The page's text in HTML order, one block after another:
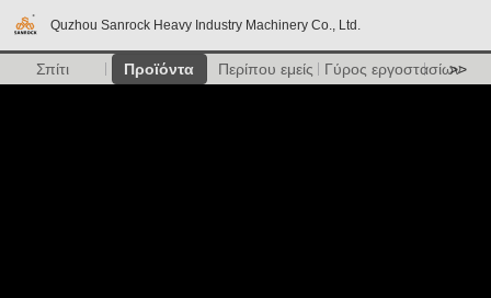
Quzhou Sanrock Heavy Industry Machinery Co., Ltd.
Σπίτι Προϊόντα Περίπου εμείς Γύρος εργοστασίων
>>